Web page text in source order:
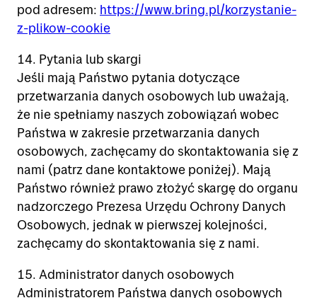
pod adresem: https://www.bring.pl/korzystanie-
z-plikow-cookie
14. Pytania lub skargi
Jeśli mają Państwo pytania dotyczące
przetwarzania danych osobowych lub uważają,
że nie spełniamy naszych zobowiązań wobec
Państwa w zakresie przetwarzania danych
osobowych, zachęcamy do skontaktowania się z
nami (patrz dane kontaktowe poniżej). Mają
Państwo również prawo złożyć skargę do organu
nadzorczego Prezesa Urzędu Ochrony Danych
Osobowych, jednak w pierwszej kolejności,
zachęcamy do skontaktowania się z nami.
15. Administrator danych osobowych
Administratorem Państwa danych osobowych